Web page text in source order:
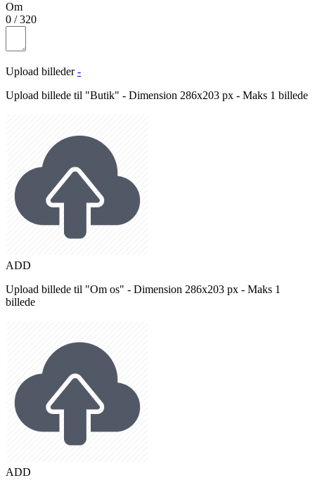
Om
0 /320
Upload billeder -
Upload billede til "Butik" - Dimension 286x203 px - Maks 1 billede
ADD
Upload billede til "Om os" - Dimension 286x203 px - Maks 1
billede
ADD